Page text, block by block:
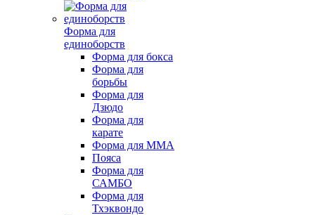
Форма для
единоборств
Форма для бокса
Форма для
борьбы
Форма для
Дзюдо
Форма для
карате
Форма для MMA
Пояса
Форма для
САМБО
Форма для
Тхэквондо